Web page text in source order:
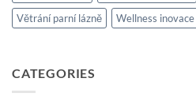
Větrání parní lázně
Wellness inovace
CATEGORIES